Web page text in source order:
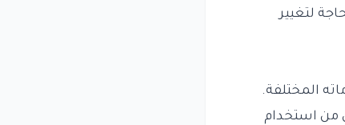
لتغيير
المختلفة.
من استخدام